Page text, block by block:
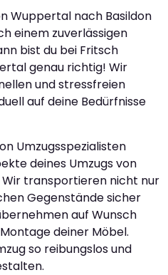
Wuppertal nach Basildon
einem zuverlässigen
bist du bei Fritsch
genau richtig! Wir
und stressfreien
auf deine Bedürfnisse
Umzugsspezialisten
deines Umzugs von
transportieren nicht nur
Gegenstände sicher
auf Wunsch
deiner Möbel.
so reibungslos und